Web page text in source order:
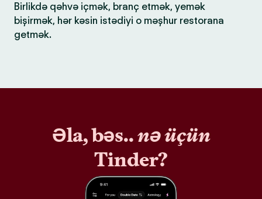
Birlikdə qəhvə içmək, branç etmək, yemək
bişirmək, hər kəsin istədiyi o məşhur restorana
getmək.
Əla, bəs..nə üçün
Tinder?